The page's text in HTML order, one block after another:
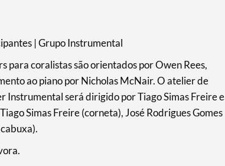
| Grupo Instrumental
para coralistas são orientados por Owen Rees,
ao piano por Nicholas McNair. O atelier de
Instrumental será dirigido por Tiago Simas Freire e
Simas Freire (corneta), José Rodrigues Gomes